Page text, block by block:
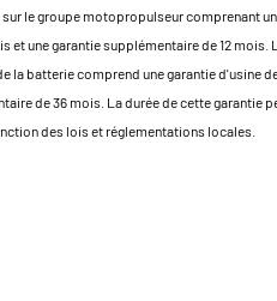
le groupe motopropulseur comprenant
et une garantie supplémentaire de 12 mois.
la batterie comprend une garantie d'usine
de 36 mois. La durée de cette garantie
des lois et réglementations locales.